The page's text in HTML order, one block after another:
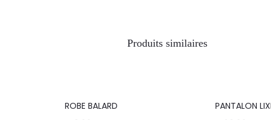
Produits similaires
ROBE BALARD PANTALON